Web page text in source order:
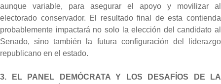
aunque variable, para asegurar el apoyo y movilizar al
electorado conservador. El resultado final de esta contienda
probablemente impactará no solo la elección del candidato al
Senado, sino también la futura configuración del liderazgo
republicano en el estado.
3. EL PANEL DEMÓCRATA Y LOS DESAFÍOS DE LA